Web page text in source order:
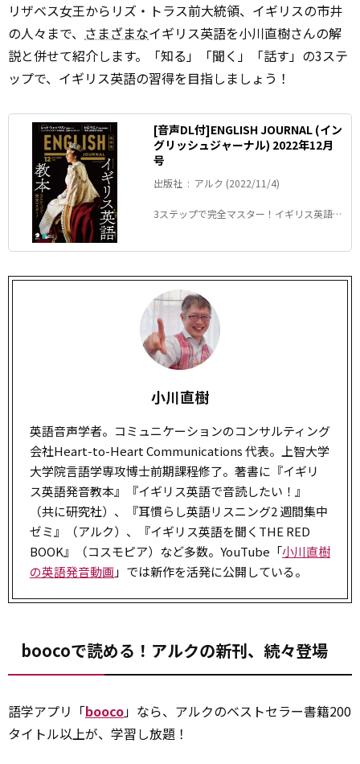
リザベス女王からリズ・トラス前大統領、イギリスの市井
の人々まで、 さまざまなイギリス英語を小川直樹さんの解
説と併せて紹介します。「知る」「聞く」「話す」の3ステ
ップで、イギリス英語の習得を目指しましょう！
[音声DL付]ENGLISH JOURNAL (イン
グリッシュジャーナル) 2022年12月
号
出版社 ‏ : ‎ アルク (2022/11/4)
3ステップで完全マスター！イギリス英語教
小川直樹
英語音声学者。コミュニケーションのコンサルティング
会社Heart-to-Heart Communications 代表。上智大学
大学院言語学専攻博士前期課程修了。著書に『イギリ
ス英語発音教本』『イギリス英語で音読したい！』
（共に研究社）、『耳慣らし英語リスニング2 週間集中
ゼミ』（アルク）、『イギリス英語を聞くTHE RED
BOOK』（コスモピア）など多数。YouTube「小川直樹
の英語発音動画」では新作を活発に公開している。
boocoで読める！アルクの新刊、続々登場
語学アプリ「booco」なら、アルクのベストセラー書籍200
タイトル以上が、学習し放題！